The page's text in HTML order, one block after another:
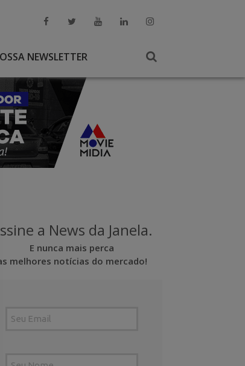
NEWSLETTER
a News da Janela.
E nunca mais perca
melhores notícias do mercado!